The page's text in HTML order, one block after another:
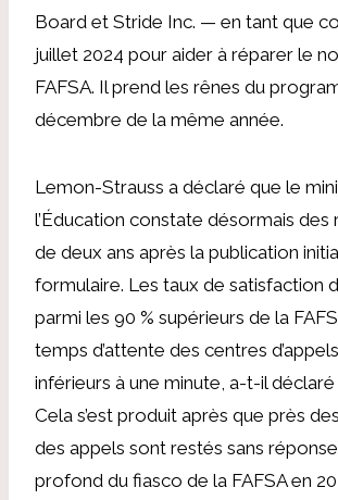
Board et Stride Inc. — en tant que
juillet 2024 pour aider à réparer le
FAFSA. Il prend les rênes du
décembre de la même année.
Lemon-Strauss a déclaré que le
l’Éducation constate désormais des
de deux ans après la publication
formulaire. Les taux de satisfaction
parmi les 90 % supérieurs de la
temps d’attente des centres
inférieurs à une minute, a-t-il déclaré
Cela s’est produit après que près
des appels sont restés sans
profond du fiasco de la FAFSA en